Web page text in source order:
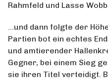
Rahmfeld und Lasse
…und dann folgte der
Partien bot ein echtes
und amtierender
Gegner, bei einem Sieg
sie ihren Titel verteidigt.